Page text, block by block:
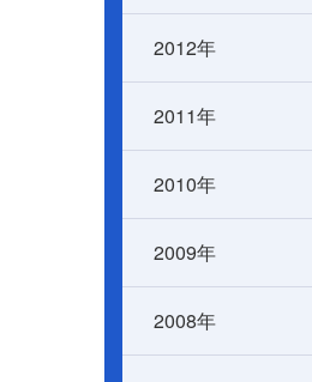
2012年
2011年
2010年
2009年
2008年